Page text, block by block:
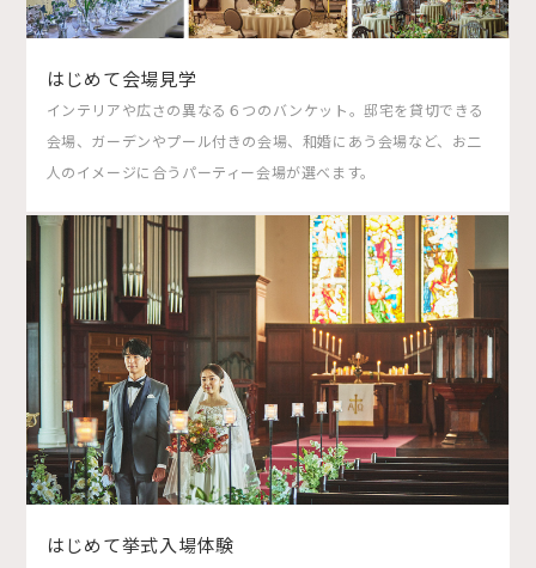
はじめて会場見学
インテリアや広さの異なる６つのバンケット。邸宅を貸切できる
会場、ガーデンやプール付きの会場、和婚にあう会場など、お二
人のイメージに合うパーティー会場が選べます。
はじめて挙式入場体験